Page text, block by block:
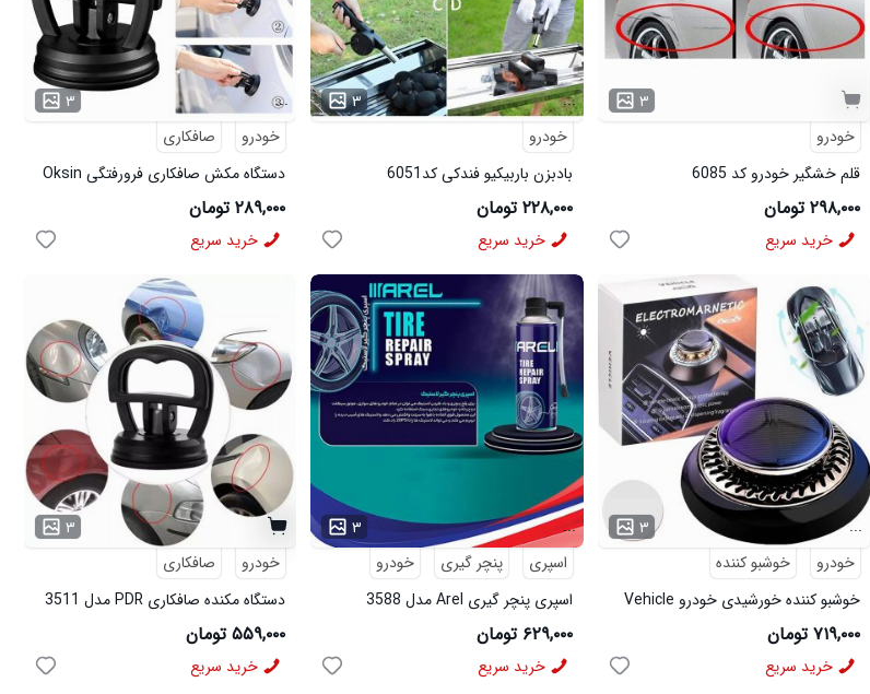
۳
خودرو
قلم خشگیر خودرو کد 6085
۲۹۸,۰۰۰ تومان
خرید سریع
۳
...
خودرو
بادبزن باربیکیو فندکی کد6051
۲۲۸,۰۰۰ تومان
خرید سریع
۳
...
خودرو
صافکاری
دستگاه مکش صافکاری فرورفتگی Oksin
کوچک
۲۸۹,۰۰۰ تومان
خرید سریع
۳
...
خودرو
خوشبو کننده
خوشبو کننده خورشیدی خودرو Vehicle
مدل 3725
۷۱۹,۰۰۰ تومان
خرید سریع
۳
...
اسپری
پنچر گیری
خودرو
اسپری پنچر گیری Arel مدل 3588
۶۲۹,۰۰۰ تومان
خرید سریع
۳
خودرو
صافکاری
دستگاه مکنده صافکاری PDR مدل 3511
۵۵۹,۰۰۰ تومان
خرید سریع